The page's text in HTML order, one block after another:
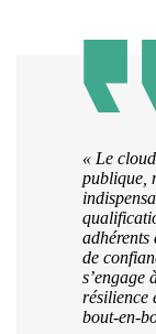
« Le
publique,
de
s’engage
résilience
bout-en-